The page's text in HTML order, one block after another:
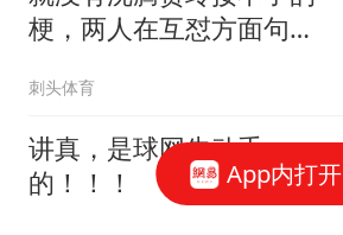
梗，两人在互怼方面句句
刺头体育
讲真，是球网先动手
的！！！
App内打开